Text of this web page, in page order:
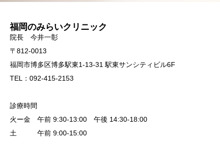
福岡のみらいクリニック
院長 今井一彰
〒812-0013
福岡市博多区博多駅東1-13-31 駅東サンシティビル6F
TEL：092-415-2153
診療時間
火ー金 午前 9:30-13:00 午後 14:30-18:00
土 午前 9:00-15:00